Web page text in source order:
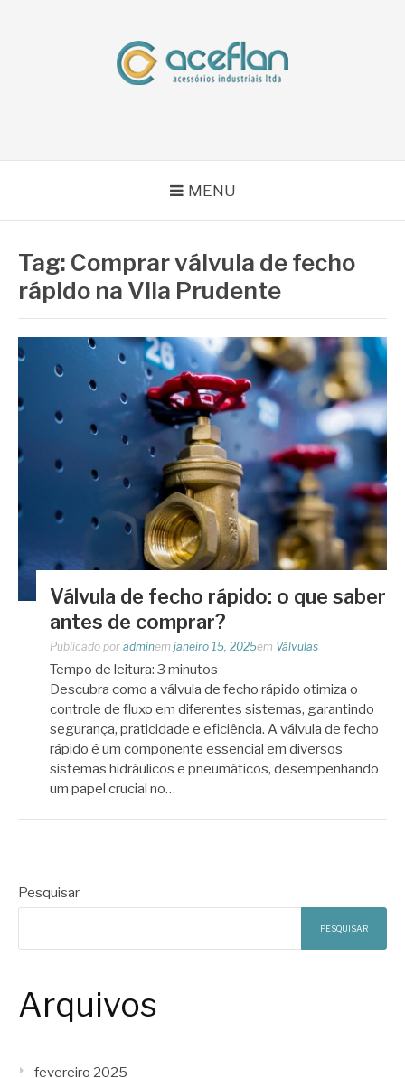
MENU
Tag: Comprar válvula de fecho
rápido na Vila Prudente
Válvula de fecho rápido: o que saber
antes de comprar?
Publicado por adminem janeiro 15, 2025em Válvulas
Tempo de leitura: 3 minutos
Descubra como a válvula de fecho rápido otimiza o
controle de fluxo em diferentes sistemas, garantindo
segurança, praticidade e eficiência. A válvula de fecho
rápido é um componente essencial em diversos
sistemas hidráulicos e pneumáticos, desempenhando
um papel crucial no…
Pesquisar
PESQUISAR
Arquivos
fevereiro 2025